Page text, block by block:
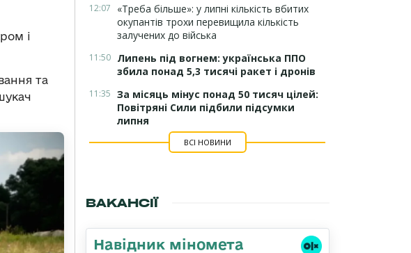
і
та
12:07
«Треба більше»: у липні кількість вбитих
окупантів трохи перевищила кількість
залучених до війська
11:50 Липень під вогнем: українська ППО
збила понад 5,3 тисячі ракет і дронів
11:35 За місяць мінус понад 50 тисяч цілей:
Повітряні Сили підбили підсумки
липня
ВСІ НОВИНИ
ВАКАНСІЇ
Навідник міномета